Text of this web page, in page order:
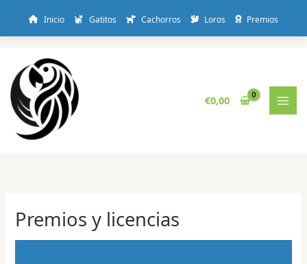
contenido
€0,00
Premios y licencias
Inicio Gatitos Cachorros Loros Premios